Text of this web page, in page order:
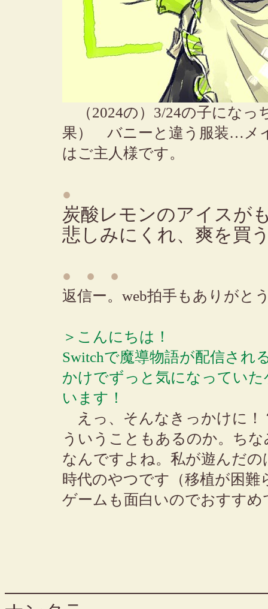
（2024の）3/24の子になっ
果） バニーと違う服装…メ
はご主人様です。
●
炭酸レモンのアイス
悲しみにくれ、爽を買
● ● ●
返信ー。web拍手もありがと
＞こんにちは！
Switchで魔導物語が配信され
かけでずっと気になってい
います！
えっ、そんなきっかけに！
ういうこともあるのか。ち
なんですよね。私が遊んだ
時代のやつです（移植が困
ゲームも面白いのでおすすめ